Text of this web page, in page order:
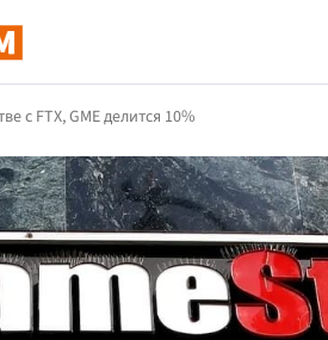
с FTX, GME делится 10%